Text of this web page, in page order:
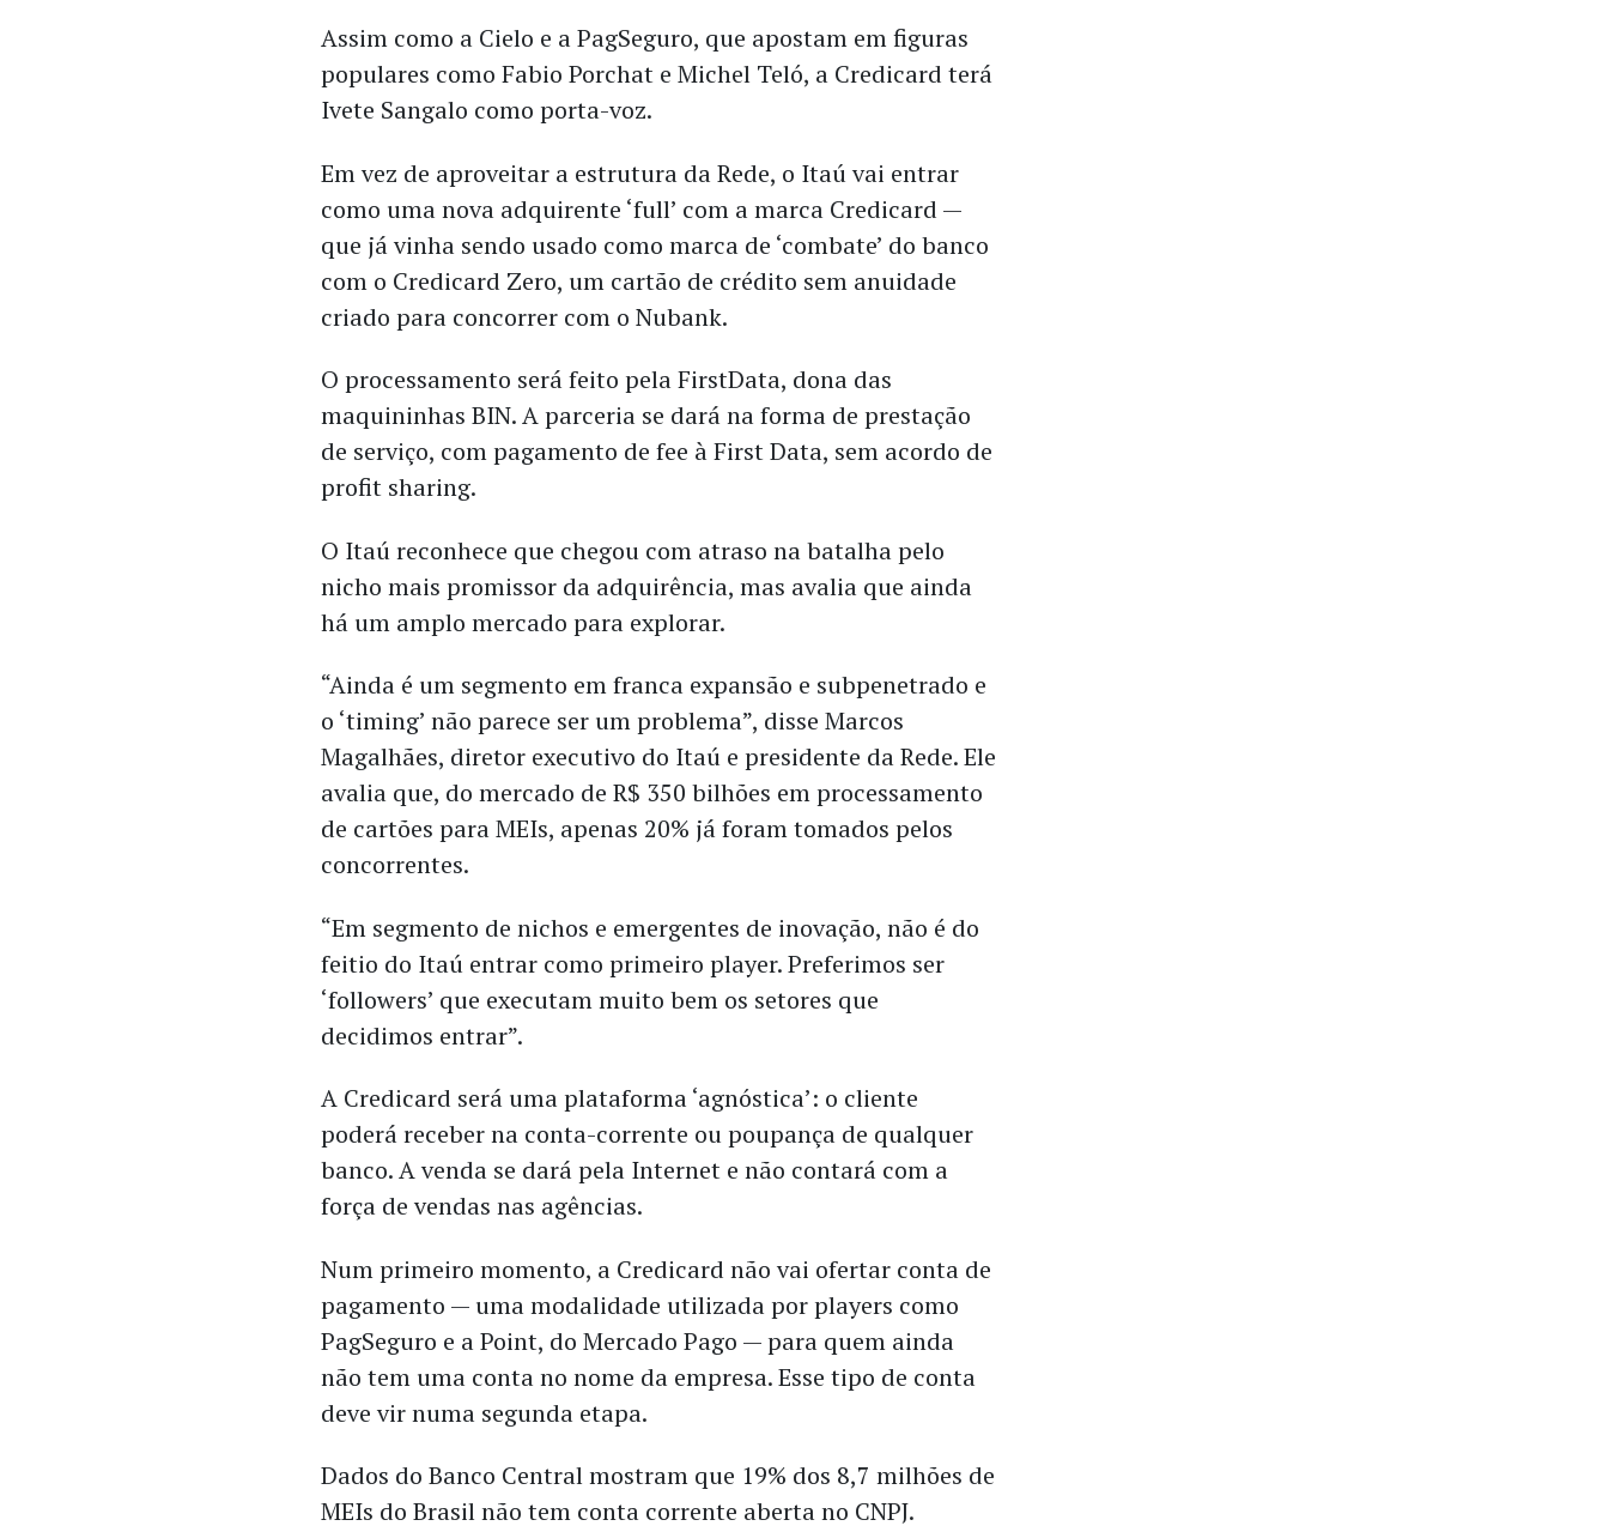
Assim como a Cielo e a PagSeguro, que apostam em figuras
populares como Fabio Porchat e Michel Teló, a Credicard terá
Ivete Sangalo como porta-voz.
Em vez de aproveitar a estrutura da Rede, o Itaú vai entrar
como uma nova adquirente ‘full’ com a marca Credicard —
que já vinha sendo usado como marca de ‘combate’ do banco
com o Credicard Zero, um cartão de crédito sem anuidade
criado para concorrer com o Nubank.
O processamento será feito pela FirstData, dona das
maquininhas BIN. A parceria se dará na forma de prestação
de serviço, com pagamento de fee à First Data, sem acordo de
profit sharing.
O Itaú reconhece que chegou com atraso na batalha pelo
nicho mais promissor da adquirência, mas avalia que ainda
há um amplo mercado para explorar.
“Ainda é um segmento em franca expansão e subpenetrado e
o ‘timing’ não parece ser um problema”, disse Marcos
Magalhães, diretor executivo do Itaú e presidente da Rede. Ele
avalia que, do mercado de R$ 350 bilhões em processamento
de cartões para MEIs, apenas 20% já foram tomados pelos
concorrentes.
“Em segmento de nichos e emergentes de inovação, não é do
feitio do Itaú entrar como primeiro player. Preferimos ser
‘followers’ que executam muito bem os setores que
decidimos entrar”.
A Credicard será uma plataforma ‘agnóstica’: o cliente
poderá receber na conta-corrente ou poupança de qualquer
banco. A venda se dará pela Internet e não contará com a
força de vendas nas agências.
Num primeiro momento, a Credicard não vai ofertar conta de
pagamento — uma modalidade utilizada por players como
PagSeguro e a Point, do Mercado Pago — para quem ainda
não tem uma conta no nome da empresa. Esse tipo de conta
deve vir numa segunda etapa.
Dados do Banco Central mostram que 19% dos 8,7 milhões de
MEIs do Brasil não tem conta corrente aberta no CNPJ.